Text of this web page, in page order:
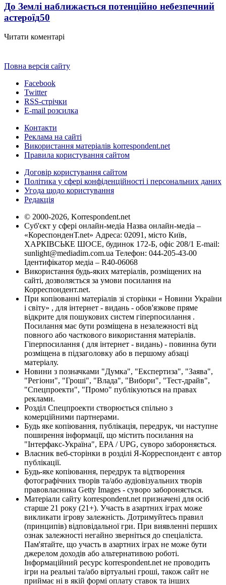
До Землі наближається потенційно небезпечний
астероїд50
Читати коментарі
Повна версія сайту
Facebook
Twitter
RSS-стрічки
E-mail розсилка
Контакти
Реклама на сайті
Використання матеріалів korrespondent.net
Правила користування сайтом
Договір користування сайтом
Політика у сфері конфіденційності і персональних даних
Угода щодо користування
Редакція
© 2000-2026, Korrespondent.net
Суб'єкт у сфері онлайн-медіа Назва онлайн-медіа –
«КореспонденТ.net» Адреса: 02091, місто Київ,
ХАРКІВСЬКЕ ШОСЕ, будинок 172-Б, офіс 208/1 E-mail:
sunlight@mediadim.com.ua Телефон: 044-205-43-00
Ідентифікатор медіа – R40-06068
Використання будь-яких матеріалів, розміщених на
сайті, дозволяється за умови посилання на
Корреспондент.net.
При копіюванні матеріалів зі сторінки « Новини України
і світу» , для інтернет - видань - обов'язкове пряме
відкрите для пошукових систем гіперпосилання .
Посилання має бути розміщена в незалежності від
повного або часткового використання матеріалів.
Гіперпосилання ( для інтернет - видань) - повинна бути
розміщена в підзаголовку або в першому абзаці
матеріалу.
Новини з позначками "Думка", "Експертиза", "Заява",
"Регіони", "Гроші", "Влада", "Вибори", "Тест-драйв",
"Спецпроекти", "Промо" публікуються на правах
реклами.
Розділ Спецпроекти створюється спільно з
комерційними партнерами.
Будь яке копіювання, публікація, передрук, чи наступне
поширення інформації, що містить посилання на
"Інтерфакс-Україна", EPA / UPG, суворо забороняється.
Власник веб-сторінки в розділі Я-Корреспондент є автор
публікації.
Будь-яке копіювання, передрук та відтворення
фотографічних творів та/або аудіовізуальних творів
правовласника Getty Images - суворо забороняється.
Матеріали сайту korrespondent.net призначені для осіб
старше 21 року (21+). Участь в азартних іграх може
викликати ігрову залежність. Дотримуйтесь правил
(принципів) відповідальної гри. При виявленні перших
ознак залежності негайно зверніться до спеціаліста.
Пам'ятайте, що участь в азартних іграх не може бути
джерелом доходів або альтернативою роботі.
Інформаційний ресурс korrespondent.net не проводить
ігри на реальні та/або віртуальні гроші, також сайт не
приймає ні в якій формі оплату ставок та інших